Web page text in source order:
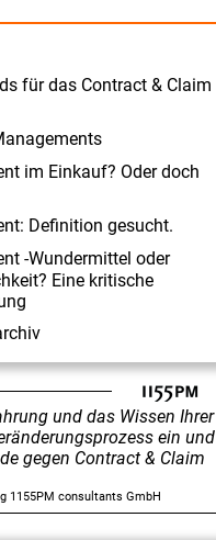
und das Wissen Ihrer
ein und
gegen Contract & Claim
1155PM consultants GmbH
für das Contract & Claim
im Einkauf? Oder doch
Definition gesucht.
-Wundermittel oder
Eine kritische